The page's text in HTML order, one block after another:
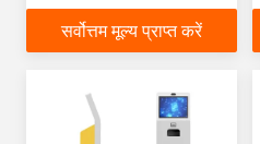
सर्वोत्तम मूल्य प्राप्त करें